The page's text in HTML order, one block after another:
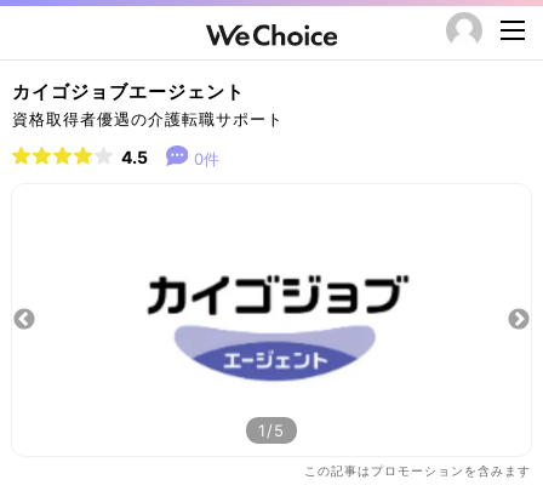
カイゴジョブエージェント
資格取得者優遇の介護転職サポート
4.5 0件
1/5
この記事はプロモーションを含みます